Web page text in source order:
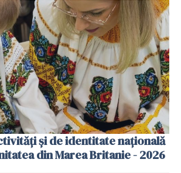
și de identitate națională
din Marea Britanie - 2026